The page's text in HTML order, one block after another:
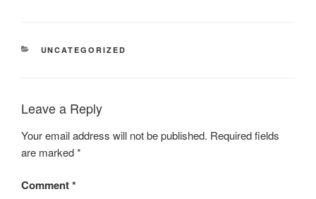
CATEGORIES
UNCATEGORIZED
Leave a Reply
Your email address will not be published. Required fields
are marked*
Comment*